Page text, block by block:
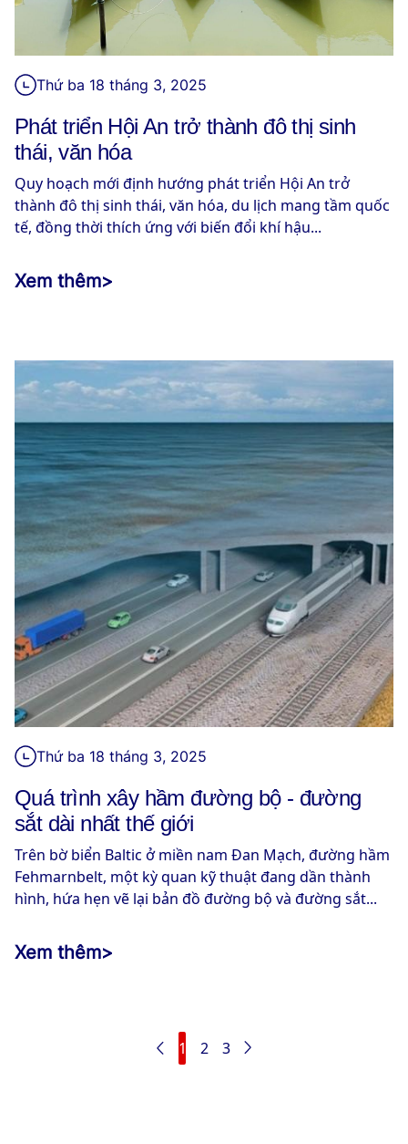
Thứ ba 18 tháng 3, 2025
Phát triển Hội An trở thành đô thị sinh
thái, văn hóa
Quy hoạch mới định hướng phát triển Hội An trở
thành đô thị sinh thái, văn hóa, du lịch mang tầm quốc
tế, đồng thời thích ứng với biến đổi khí hậu...
Xem thêm>
Thứ ba 18 tháng 3, 2025
Quá trình xây hầm đường bộ - đường
sắt dài nhất thế giới
Trên bờ biển Baltic ở miền nam Đan Mạch, đường hầm
Fehmarnbelt, một kỳ quan kỹ thuật đang dần thành
hình, hứa hẹn vẽ lại bản đồ đường bộ và đường sắt...
Xem thêm>
1 2 3